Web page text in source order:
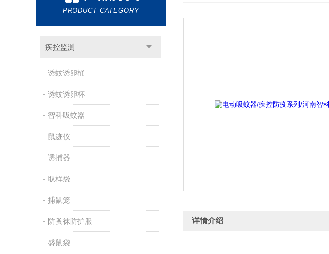
PRODUCT CATEGORY
疾控监测
诱蚊诱卵桶
诱蚊诱卵杯
智科吸蚊器
鼠迹仪
诱捕器
取样袋
捕鼠笼
防蚤袜防护服
盛鼠袋
详情介绍